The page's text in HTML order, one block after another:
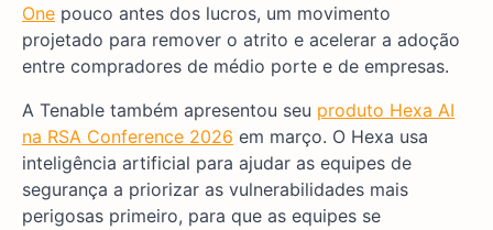
One pouco antes dos lucros, um movimento
projetado para remover o atrito e acelerar a adoção
entre compradores de médio porte e de empresas.
A Tenable também apresentou seu produto Hexa AI
na RSA Conference 2026 em março. O Hexa usa
inteligência artificial para ajudar as equipes de
segurança a priorizar as vulnerabilidades mais
perigosas primeiro, para que as equipes se